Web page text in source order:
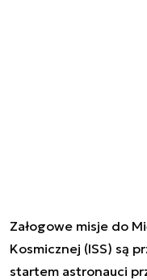
Załogowe misje do
Kosmicznej (ISS) są
startem astronauci